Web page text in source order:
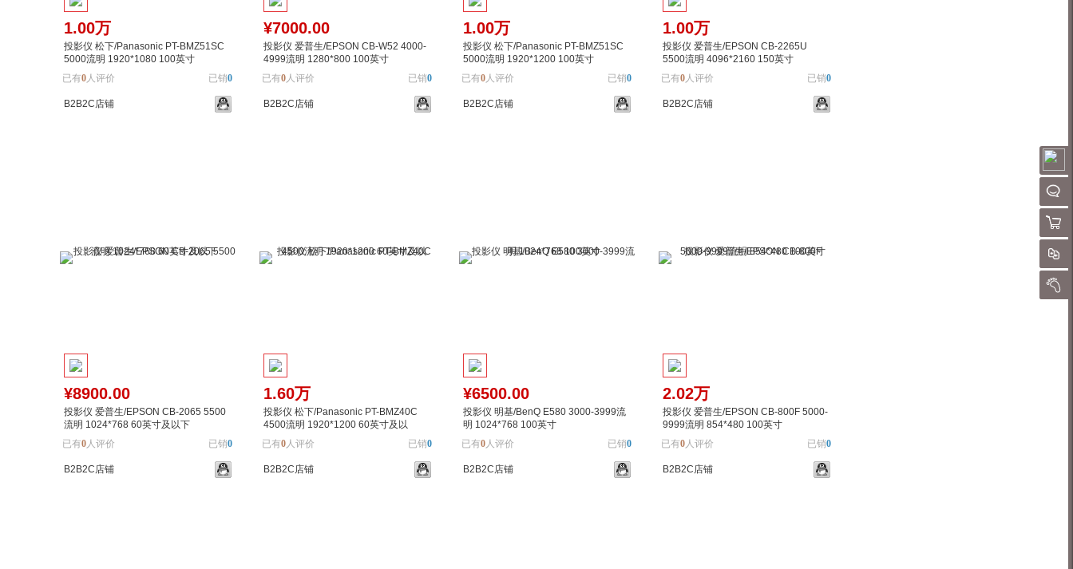
QQ
购物
对
我的
1.00万
投影仪 松下/Panasonic PT-BMZ51SC
5000流明 1920*1080 100英寸
已有0人评价 已销0
B2B2C店铺
¥7000.00
投影仪 爱普生/EPSON CB-W52 4000-
4999流明 1280*800 100英寸
已有0人评价 已销0
B2B2C店铺
1.00万
投影仪 松下/Panasonic PT-BMZ51SC
5000流明 1920*1200 100英寸
已有0人评价 已销0
B2B2C店铺
1.00万
投影仪 爱普生/EPSON CB-2265U
5500流明 4096*2160 150英寸
已有0人评价 已销0
B2B2C店铺
¥8900.00
投影仪 爱普生/EPSON CB-2065 5500
流明 1024*768 60英寸及以下
已有0人评价 已销0
B2B2C店铺
1.60万
投影仪 松下/Panasonic PT-BMZ40C
4500流明 1920*1200 60英寸及以
已有0人评价 已销0
B2B2C店铺
¥6500.00
投影仪 明基/BenQ E580 3000-3999流
明 1024*768 100英寸
已有0人评价 已销0
B2B2C店铺
2.02万
投影仪 爱普生/EPSON CB-800F 5000-
9999流明 854*480 100英寸
已有0人评价 已销0
B2B2C店铺